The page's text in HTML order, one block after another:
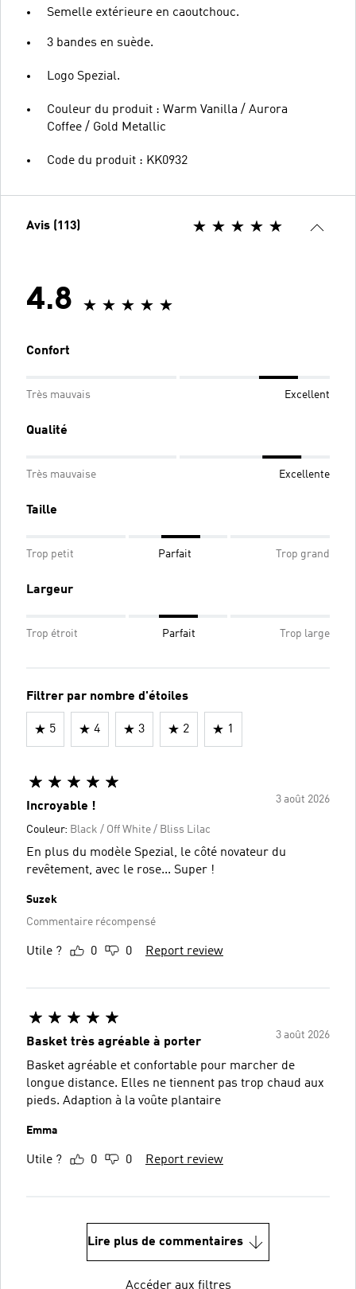
Semelle extérieure en caoutchouc.
3 bandes en suède.
Logo Spezial.
Couleur du produit : Warm Vanilla / Aurora
Coffee / Gold Metallic
Code du produit : KK0932
Avis (113)
4.8
Confort
Très mauvais Excellent
Qualité
Très mauvaise Excellente
Taille
Trop petit Parfait Trop grand
Largeur
Trop étroit Parfait Trop large
Filtrer par nombre d'étoiles
5 4 3 2 1
3 août 2026
Incroyable !
Couleur: Black / Off White / Bliss Lilac
En plus du modèle Spezial, le côté novateur du
revêtement, avec le rose... Super !
Suzek
Commentaire récompensé
Utile ? 0 0 Report review
3 août 2026
Basket très agréable à porter
Basket agréable et confortable pour marcher de
longue distance. Elles ne tiennent pas trop chaud aux
pieds. Adaption à la voûte plantaire
Emma
Utile ? 0 0 Report review
Lire plus de commentaires
Accéder aux filtres